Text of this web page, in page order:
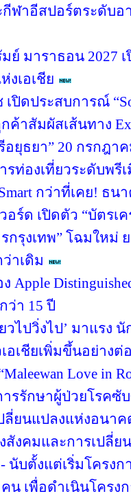
ฬาอีสปอร์ตระดับอ
ย์ มาราธอน 2027
งเอเชีย
ปิดประสบการณ์
าสัมผัสเส้นทาง
อยุธยา” 20 กรกฎ
ท่องเที่ยวระดับพรี
กว่าที่เคย! ธน
วอร์ด เปิดตัว “บัตร
กรุงเทพ” โฉมใหม่
าเดิม
Apple
ว่า 15 ปี
วไปวิ่งไป’ มาแรง
เชียเพิ่มขึ้นอย่างต่
Love in
ารรักษาผู้ป่วยโรค
ลี่ยนแปลงแห่งอนา
งคมและการเปลี่ย
นับตั้งแต่เริ่มโครง
น เพื่อดำเนินโครง